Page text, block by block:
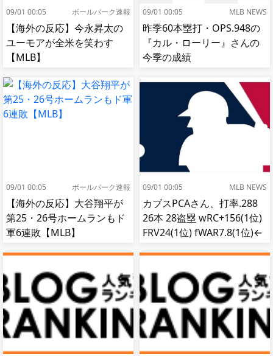
09/01 00:05 ボールパーク速報
【海外の反応】今永昇太の
ユーモアが全米を笑わす
【MLB】
09/01 00:05 MLB NEWS
昨季60本塁打・OPS.948の
『カル・ローリー』さんの
今季の成績
09/01 00:05 ボールパーク速報
【海外の反応】大谷翔平が
第25・26号ホームランもド
軍6連敗【MLB】
09/01 00:05 MLB NEWS
カブスPCAさん、打率.288
26本 28盗塁 wRC+156(1位)
FRV24(1位) fWAR7.8(1位)←